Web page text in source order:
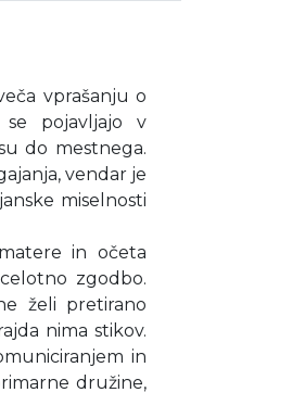
vprašanju o
se pojavljajo v
do mestnega.
vendar je
miselnosti
in očeta
zgodbo.
želi pretirano
nima stikov.
in
družine,